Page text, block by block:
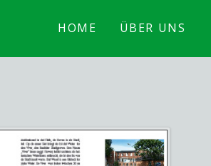
HOME ÜBER UNS